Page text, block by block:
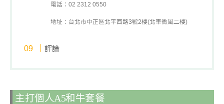
電話：02 2312 0550
地址：台北市中正區北平西路3號2樓(北車微風二樓)
評論
主打個人A5和牛套餐